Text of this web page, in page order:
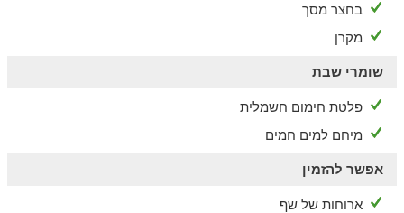
בחצר מסך
מקרן
שומרי שבת
פלטת חימום חשמלית
מיחם למים חמים
אפשר להזמין
ארוחות של שף